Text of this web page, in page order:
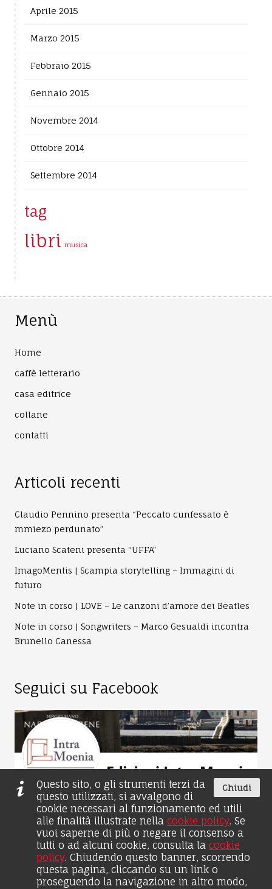
Chiudi
Questo sito, o gli strumenti terzi da
questo utilizzati, si avvalgono di
cookie necessari al funzionamento ed utili
alle finalità illustrate nella cookie policy. Se
vuoi saperne di più o negare il consenso a
tutti o ad alcuni cookie, consulta la cookie
policy. Chiudendo questo banner, scorrendo
questa pagina, cliccando su un link o
proseguendo la navigazione in altro modo,
Aprile 2015
Marzo 2015
Febbraio 2015
Gennaio 2015
Novembre 2014
Ottobre 2014
Settembre 2014
tag
libri musica
Menù
Home
caffè letterario
casa editrice
collane
contatti
Articoli recenti
Claudio Pennino presenta “Peccato cunfessato è
mmiezo perdunato”
Luciano Scateni presenta “UFFA”
ImagoMentis | Scampia storytelling – Immagini di
futuro
Note in corso | LOVE – Le canzoni d’amore dei Beatles
Note in corso | Songwriters – Marco Gesualdi incontra
Brunello Canessa
Seguici su Facebook
© 2026 by Edizioni Intra Moenia - Il Distico Srl - P.iva
07233591218 | Realizzato conAldus: piattaforma web per
l'editoria